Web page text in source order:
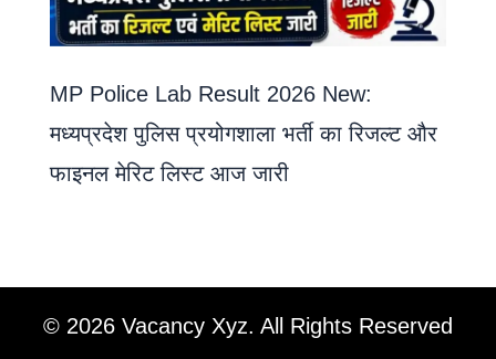
MP Police Lab Result 2026 New:
मध्यप्रदेश पुलिस प्रयोगशाला भर्ती का रिजल्ट और
फाइनल मेरिट लिस्ट आज जारी
© 2026 Vacancy Xyz. All Rights Reserved